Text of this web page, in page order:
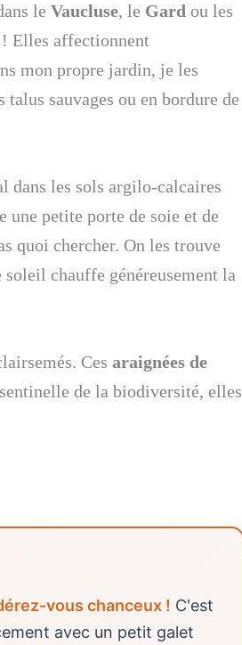
le Vaucluse, le Gard ou les
Elles affectionnent
mon propre jardin, je les
sauvages ou en bordure de
dans les sols argilo-calcaires
une petite porte de soie et de
quoi chercher. On les trouve
soleil chauffe généreusement la
Ces araignées de
de la biodiversité, elles
vous chanceux ! C'est
avec un petit galet